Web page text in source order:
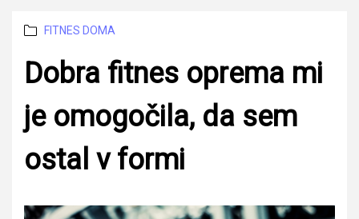
Categories
FITNES DOMA
Dobra fitnes oprema mi
je omogočila, da sem
ostal v formi